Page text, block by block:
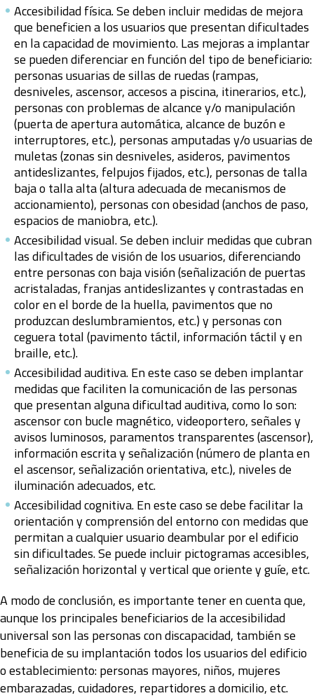
Accesibilidad física. Se deben incluir medidas de mejora
que beneficien a los usuarios que presentan dificultades
en la capacidad de movimiento. Las mejoras a implantar
se pueden diferenciar en función del tipo de beneficiario:
personas usuarias de sillas de ruedas (rampas,
desniveles, ascensor, accesos a piscina, itinerarios, etc.),
personas con problemas de alcance y/o manipulación
(puerta de apertura automática, alcance de buzón e
interruptores, etc.), personas amputadas y/o usuarias de
muletas (zonas sin desniveles, asideros, pavimentos
antideslizantes, felpujos fijados, etc.), personas de talla
baja o talla alta (altura adecuada de mecanismos de
accionamiento), personas con obesidad (anchos de paso,
espacios de maniobra, etc.).
Accesibilidad visual. Se deben incluir medidas que cubran
las dificultades de visión de los usuarios, diferenciando
entre personas con baja visión (señalización de puertas
acristaladas, franjas antideslizantes y contrastadas en
color en el borde de la huella, pavimentos que no
produzcan deslumbramientos, etc.) y personas con
ceguera total (pavimento táctil, información táctil y en
braille, etc.).
Accesibilidad auditiva. En este caso se deben implantar
medidas que faciliten la comunicación de las personas
que presentan alguna dificultad auditiva, como lo son:
ascensor con bucle magnético, videoportero, señales y
avisos luminosos, paramentos transparentes (ascensor),
información escrita y señalización (número de planta en
el ascensor, señalización orientativa, etc.), niveles de
iluminación adecuados, etc.
Accesibilidad cognitiva. En este caso se debe facilitar la
orientación y comprensión del entorno con medidas que
permitan a cualquier usuario deambular por el edificio
sin dificultades. Se puede incluir pictogramas accesibles,
señalización horizontal y vertical que oriente y guíe, etc.
A modo de conclusión, es importante tener en cuenta que,
aunque los principales beneficiarios de la accesibilidad
universal son las personas con discapacidad, también se
beneficia de su implantación todos los usuarios del edificio
o establecimiento: personas mayores, niños, mujeres
embarazadas, cuidadores, repartidores a domicilio, etc.